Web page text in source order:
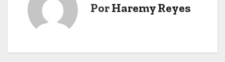
i
PorHaremy Reyes